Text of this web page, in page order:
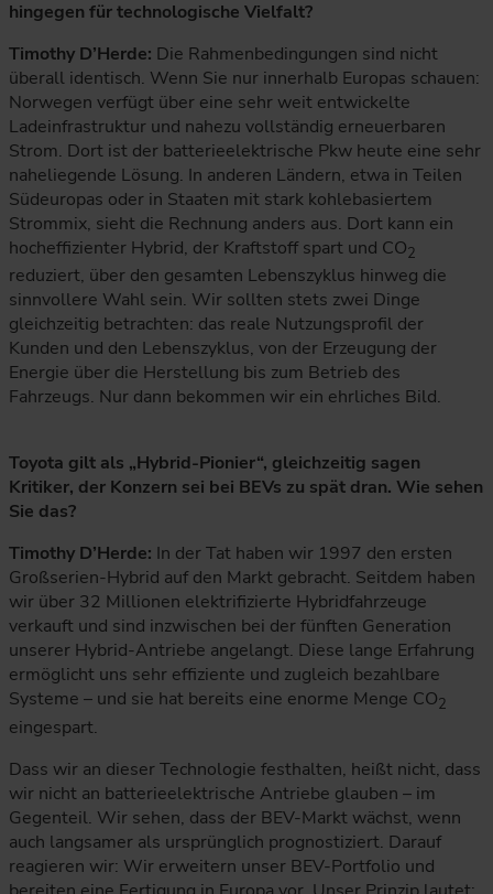
hingegen für technologische Vielfalt?
Timothy D’Herde: Die Rahmenbedingungen sind nicht
überall identisch. Wenn Sie nur innerhalb Europas schauen:
Norwegen verfügt über eine sehr weit entwickelte
Ladeinfrastruktur und nahezu vollständig erneuerbaren
Strom. Dort ist der batterieelektrische Pkw heute eine sehr
naheliegende Lösung. In anderen Ländern, etwa in Teilen
Südeuropas oder in Staaten mit stark kohlebasiertem
Strommix, sieht die Rechnung anders aus. Dort kann ein
hocheffizienter Hybrid, der Kraftstoff spart und CO2
reduziert, über den gesamten Lebenszyklus hinweg die
sinnvollere Wahl sein. Wir sollten stets zwei Dinge
gleichzeitig betrachten: das reale Nutzungsprofil der
Kunden und den Lebenszyklus, von der Erzeugung der
Energie über die Herstellung bis zum Betrieb des
Fahrzeugs. Nur dann bekommen wir ein ehrliches Bild.
Toyota gilt als „Hybrid-Pionier“, gleichzeitig sagen
Kritiker, der Konzern sei bei BEVs zu spät dran. Wie sehen
Sie das?
Timothy D’Herde: In der Tat haben wir 1997 den ersten
Großserien-Hybrid auf den Markt gebracht. Seitdem haben
wir über 32 Millionen elektrifizierte Hybridfahrzeuge
verkauft und sind inzwischen bei der fünften Generation
unserer Hybrid-Antriebe angelangt. Diese lange Erfahrung
ermöglicht uns sehr effiziente und zugleich bezahlbare
Systeme – und sie hat bereits eine enorme Menge CO2
eingespart.
Dass wir an dieser Technologie festhalten, heißt nicht, dass
wir nicht an batterieelektrische Antriebe glauben – im
Gegenteil. Wir sehen, dass der BEV-Markt wächst, wenn
auch langsamer als ursprünglich prognostiziert. Darauf
reagieren wir: Wir erweitern unser BEV-Portfolio und